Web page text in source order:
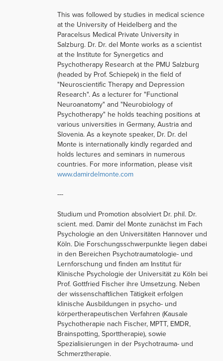
This was followed by studies in medical science
at the University of Heidelberg and the
Paracelsus Medical Private University in
Salzburg. Dr. Dr. del Monte works as a scientist
at the Institute for Synergetics and
Psychotherapy Research at the PMU Salzburg
(headed by Prof. Schiepek) in the field of
"Neuroscientific Therapy and Depression
Research". As a lecturer for "Functional
Neuroanatomy" and "Neurobiology of
Psychotherapy" he holds teaching positions at
various universities in Germany, Austria and
Slovenia. As a keynote speaker, Dr. Dr. del
Monte is internationally kindly regarded and
holds lectures and seminars in numerous
countries. For more information, please visit
www.damirdelmonte.com
---
Studium und Promotion absolviert Dr. phil. Dr.
scient. med. Damir del Monte zunächst im Fach
Psychologie an den Universitäten Hannover und
Köln. Die Forschungsschwerpunkte liegen dabei
in den Bereichen Psychotraumatologie- und
Lernforschung und finden am Institut für
Klinische Psychologie der Universität zu Köln bei
Prof. Gottfried Fischer ihre Umsetzung. Neben
der wissenschaftlichen Tätigkeit erfolgen
klinische Ausbildungen in psycho- und
körpertherapeutischen Verfahren (Kausale
Psychotherapie nach Fischer, MPTT, EMDR,
Brainspotting, Sporttherapie), sowie
Spezialisierungen in der Psychotrauma- und
Schmerztherapie.